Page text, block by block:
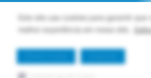
Este site usa cookies para garantir que
melhor experiência em nosso site.